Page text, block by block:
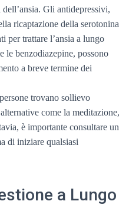
Gli antidepressivi,
ricaptazione della serotonina
per trattare l’ansia a lungo
le benzodiazepine, possono
a breve termine dei
trovano sollievo
come la meditazione,
è importante consultare un
di iniziare qualsiasi
a Lungo